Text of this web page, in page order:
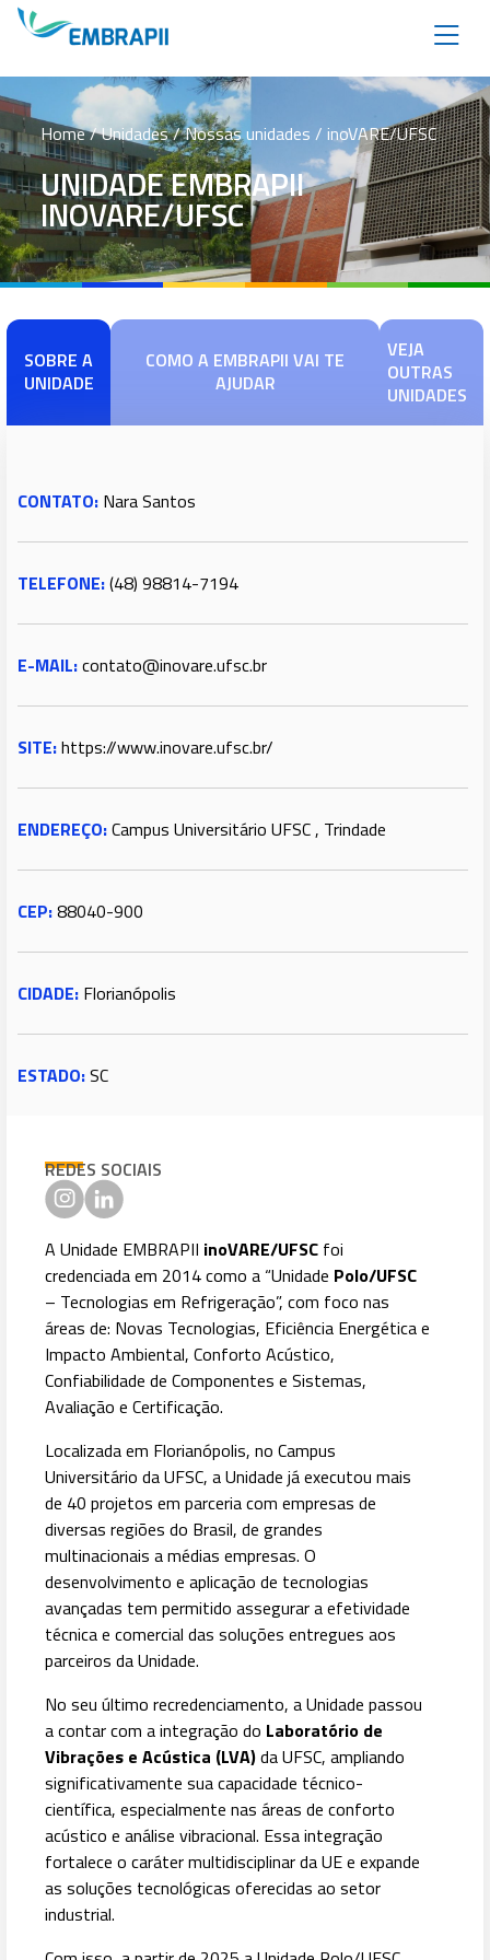
Home/ Unidades / Nossas unidades / inoVARE/UFSC
UNIDADE EMBRAPII
INOVARE/UFSC
SOBRE A
UNIDADE
COMO A EMBRAPII VAI TE
AJUDAR
VEJA
OUTRAS
UNIDADES
CONTATO: Nara Santos
TELEFONE:(48) 98814-7194
E-MAIL:contato@inovare.ufsc.br
SITE:https://www.inovare.ufsc.br/
ENDEREÇO:Campus Universitário UFSC , Trindade
CEP:88040-900
CIDADE: Florianópolis
ESTADO:SC
REDES SOCIAIS
A Unidade EMBRAPII inoVARE/UFSC foi
credenciada em 2014 como a “Unidade Polo/UFSC
– Tecnologias em Refrigeração”, com foco nas
áreas de: Novas Tecnologias, Eficiência Energética e
Impacto Ambiental, Conforto Acústico,
Confiabilidade de Componentes e Sistemas,
Avaliação e Certificação.
Localizada em Florianópolis, no Campus
Universitário da UFSC, a Unidade já executou mais
de 40 projetos em parceria com empresas de
diversas regiões do Brasil, de grandes
multinacionais a médias empresas. O
desenvolvimento e aplicação de tecnologias
avançadas tem permitido assegurar a efetividade
técnica e comercial das soluções entregues aos
parceiros da Unidade.
No seu último recredenciamento, a Unidade passou
a contar com a integração do Laboratório de
Vibrações e Acústica (LVA)da UFSC, ampliando
significativamente sua capacidade técnico-
científica, especialmente nas áreas de conforto
acústico e análise vibracional. Essa integração
fortalece o caráter multidisciplinar da UE e expande
as soluções tecnológicas oferecidas ao setor
industrial.